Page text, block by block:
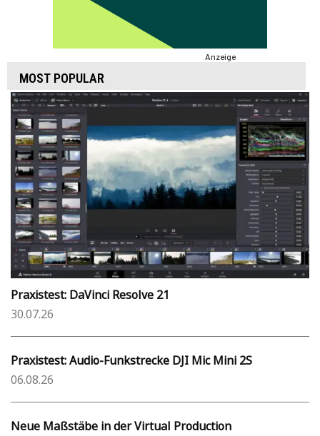
Anzeige
MOST POPULAR
Praxistest: DaVinci Resolve 21
30.07.26
Praxistest: Audio-Funkstrecke DJI Mic Mini 2S
06.08.26
Neue Maßstäbe in der Virtual Production